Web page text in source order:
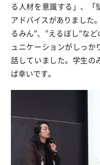
る人材を意識する」、「
アドバイスがありました
るみん”、”えるぼし”な
ュニケーションがしっか
話していました。学生の
ば幸いです。